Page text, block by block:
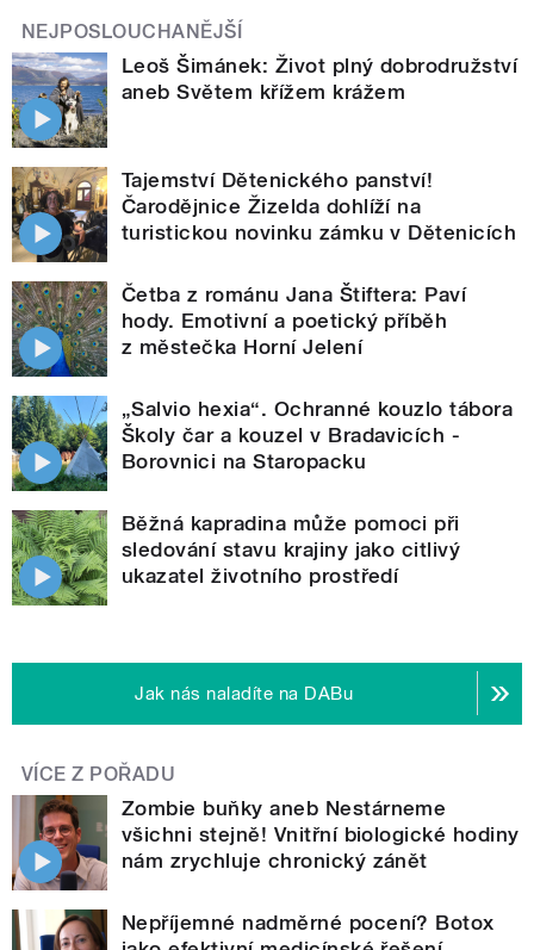
NEJPOSLOUCHANĚJŠÍ
Leoš Šimánek: Život plný dobrodružství
aneb Světem křížem krážem
Tajemství Dětenického panství!
Čarodějnice Žizelda dohlíží na
turistickou novinku zámku v Dětenicích
Četba z románu Jana Štiftera: Paví
hody. Emotivní a poetický příběh
z městečka Horní Jelení
„Salvio hexia“. Ochranné kouzlo tábora
Školy čar a kouzel v Bradavicích -
Borovnici na Staropacku
Běžná kapradina může pomoci při
sledování stavu krajiny jako citlivý
ukazatel životního prostředí
Jak nás naladíte na DABu
VÍCE Z POŘADU
Zombie buňky aneb Nestárneme
všichni stejně! Vnitřní biologické hodiny
nám zrychluje chronický zánět
Nepříjemné nadměrné pocení? Botox